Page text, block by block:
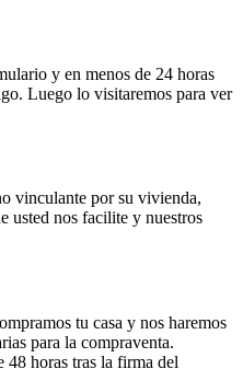
y en menos de 24 horas
Luego lo visitaremos para ver
vinculante por su vivienda,
usted nos facilite y nuestros
tu casa y nos haremos
para la compraventa.
48 horas tras la firma del